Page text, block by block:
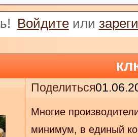
Войдитеили
Поделиться
Многие
минимум, в единый